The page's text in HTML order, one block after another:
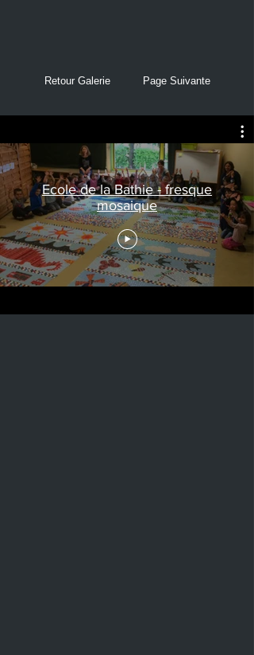
Retour Galerie Page Suivante
Ecole de la Bathie - fresque
mosaique